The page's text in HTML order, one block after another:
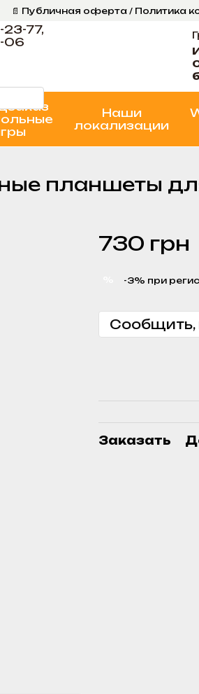
📄 Публичная оферта / Политика
Ігрова Майстерня
77,
06
Наши
локализации
планшеты
730 грн
-3% при
Сообщить,
Заказать